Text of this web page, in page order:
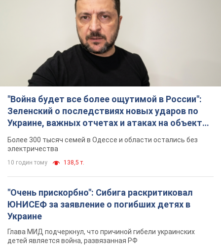
"Война будет все более ощутимой в России":
Зеленский о последствиях новых ударов по
Украине, важных отчетах и атаках на объекты
противника. Видео
Более 300 тысяч семей в Одессе и области остались без
электричества
10 годин тому 138,5 т.
"Очень прискорбно": Сибига раскритиковал
ЮНИСЕФ за заявление о погибших детях в
Украине
Глава МИД подчеркнул, что причиной гибели украинских
детей является война, развязанная РФ